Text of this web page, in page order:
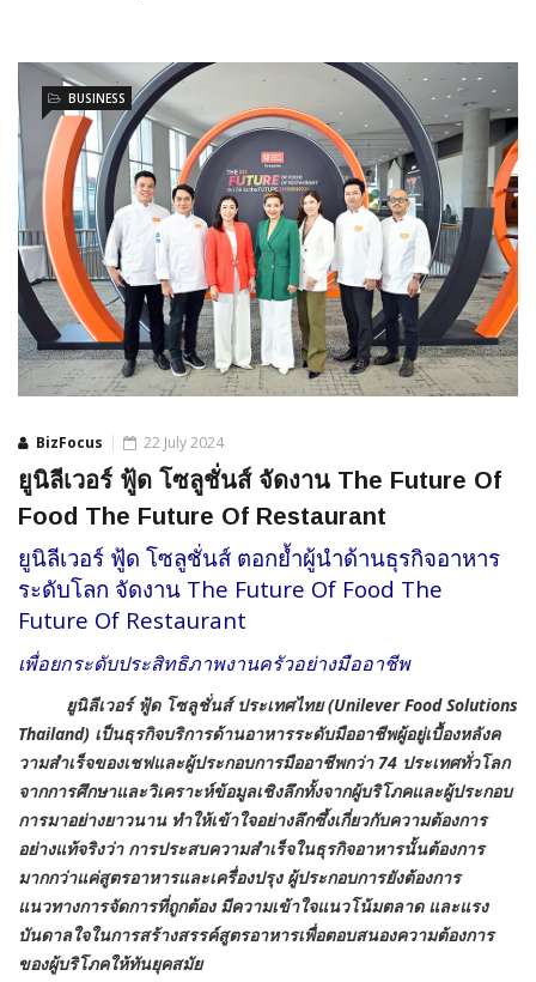
BizFocus
BUSINESS
22 July 2024
ยูนิลีเวอร์ ฟู้ด โซลูชั่นส์ จัดงาน The Future Of
Food The Future Of Restaurant
ยูนิลีเวอร์ ฟู้ด โซลูชั่นส์ ตอกย้ำผู้นำด้านธุรกิจอาหาร
ระดับโลก จัดงาน The Future Of Food The
Future Of Restaurant
เพื่อยกระดับประสิทธิภาพงานครัวอย่างมืออาชีพ
ยูนิลีเวอร์ ฟู้ด โซลูชั่นส์ ประเทศไทย (Unilever Food Solutions
Thailand) เป็นธุรกิจบริการด้านอาหารระดับมืออาชีพผู้อยู่เบื้องหลังค
วามสำเร็จของเชฟและผู้ประกอบการมืออาชีพกว่า 74 ประเทศทั่วโลก
จากการศึกษาและวิเคราะห์ข้อมูลเชิงลึกทั้งจากผู้บริโภคและผู้ประกอบ
การมาอย่างยาวนาน ทำให้เข้าใจอย่างลึกซึ้งเกี่ยวกับความต้องการ
อย่างแท้จริงว่า การประสบความสำเร็จในธุรกิจอาหารนั้นต้องการ
มากกว่าแค่สูตรอาหารและเครื่องปรุง ผู้ประกอบการยังต้องการ
แนวทางการจัดการที่ถูกต้อง มีความเข้าใจแนวโน้มตลาด และแรง
บันดาลใจในการสร้างสรรค์สูตรอาหารเพื่อตอบสนองความต้องการ
ของผู้บริโภคให้ทันยุคสมัย